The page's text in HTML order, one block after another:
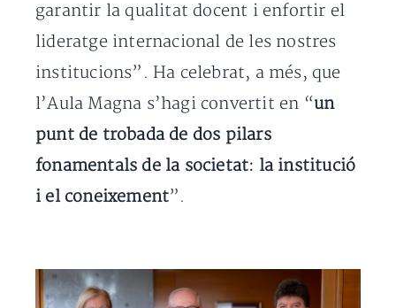
garantir la qualitat docent i enfortir el
lideratge internacional de les nostres
institucions”. Ha celebrat, a més, que
l’Aula Magna s’hagi convertit en “un
punt de trobada de dos pilars
fonamentals de la societat: la institució
i el coneixement”.